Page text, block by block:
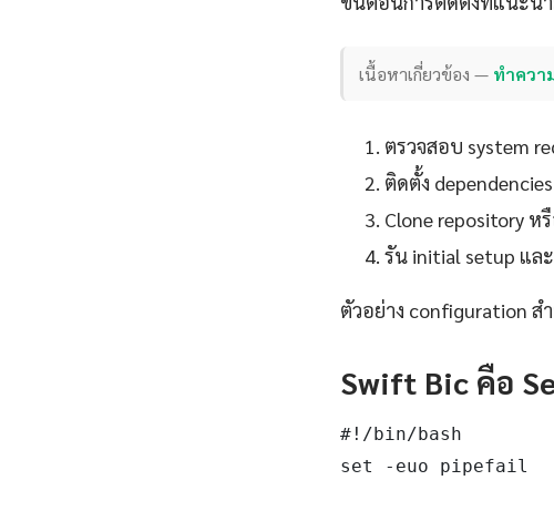
เนื้อหาเกี่ยวข้อง — ทำควา
ตรวจสอบ system
ติดตั้ง
Clone repository ห
รัน initial setup แล
ตัวอย่าง configuration ส
Swift Bic คือ
#!/bin/bash
set -euo pipefail